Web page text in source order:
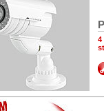
4